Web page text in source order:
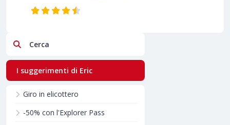
Cerca
I suggerimenti di Eric
Giro in elicottero
-50% con l'Explorer Pass